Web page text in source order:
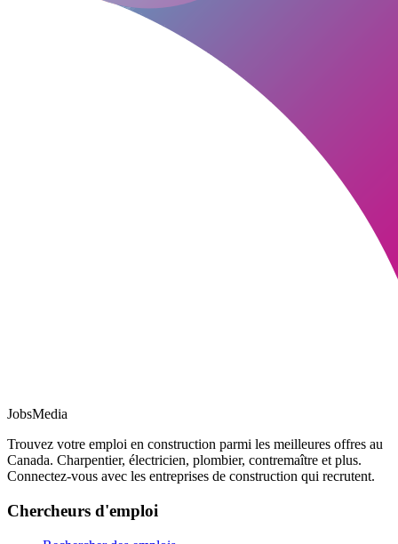
JobsMedia
Trouvez votre emploi en construction parmi les meilleures offres au
Canada. Charpentier, électricien, plombier, contremaître et plus.
Connectez-vous avec les entreprises de construction qui recrutent.
Chercheurs d'emploi